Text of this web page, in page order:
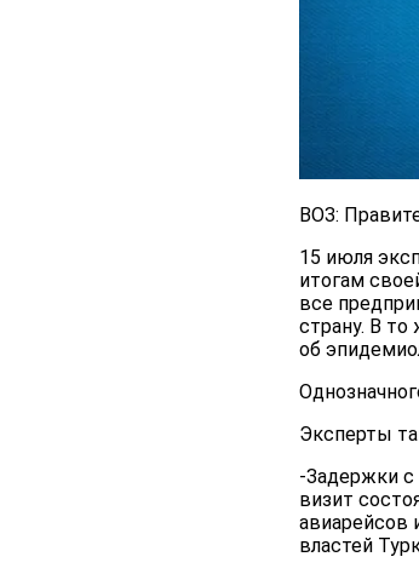
ВОЗ:
15 июля
итогам
все
страну. В
об
Эксперты
-Задержки с
визит
авиарейсов
властей